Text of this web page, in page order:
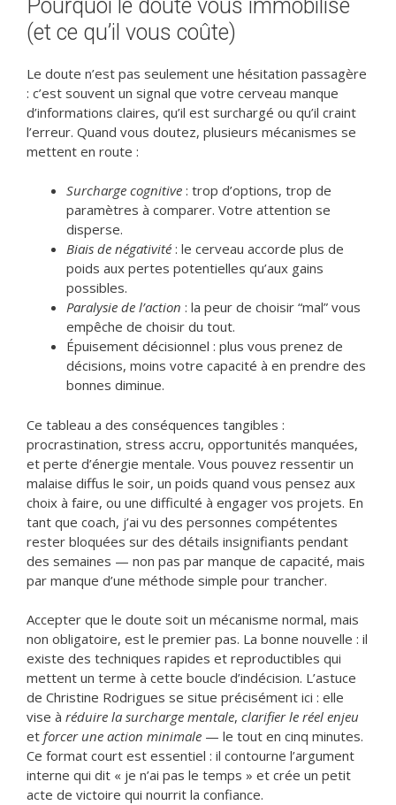
Pourquoi le doute vous immobilise
(et ce qu’il vous coûte)
Le doute n’est pas seulement une hésitation passagère
: c’est souvent un signal que votre cerveau manque
d’informations claires, qu’il est surchargé ou qu’il craint
l’erreur. Quand vous doutez, plusieurs mécanismes se
mettent en route :
Surcharge cognitive : trop d’options, trop de
paramètres à comparer. Votre attention se
disperse.
Biais de négativité : le cerveau accorde plus de
poids aux pertes potentielles qu’aux gains
possibles.
Paralysie de l’action : la peur de choisir “mal” vous
empêche de choisir du tout.
Épuisement décisionnel : plus vous prenez de
décisions, moins votre capacité à en prendre des
bonnes diminue.
Ce tableau a des conséquences tangibles :
procrastination, stress accru, opportunités manquées,
et perte d’énergie mentale. Vous pouvez ressentir un
malaise diffus le soir, un poids quand vous pensez aux
choix à faire, ou une difficulté à engager vos projets. En
tant que coach, j’ai vu des personnes compétentes
rester bloquées sur des détails insignifiants pendant
des semaines — non pas par manque de capacité, mais
par manque d’une méthode simple pour trancher.
Accepter que le doute soit un mécanisme normal, mais
non obligatoire, est le premier pas. La bonne nouvelle : il
existe des techniques rapides et reproductibles qui
mettent un terme à cette boucle d’indécision. L’astuce
de Christine Rodrigues se situe précisément ici : elle
vise à réduire la surcharge mentale, clarifier le réel enjeu
et forcer une action minimale — le tout en cinq minutes.
Ce format court est essentiel : il contourne l’argument
interne qui dit « je n’ai pas le temps » et crée un petit
acte de victoire qui nourrit la confiance.